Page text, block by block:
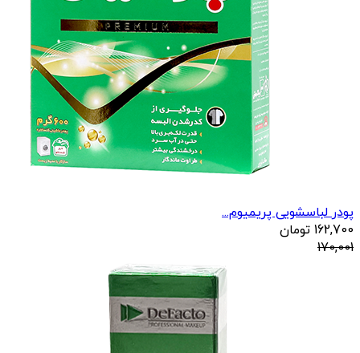
پودر لباسشویی پریمیوم...
162,700 تومان
170,001